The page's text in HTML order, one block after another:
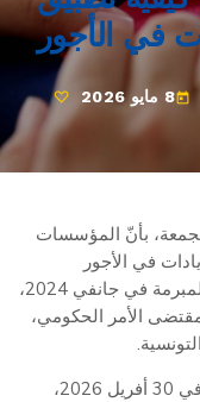
في الأجور
today8 مايو 2026
بأنّ المؤسسات
في الأجور
المنصوص عليها ضمن الإتفاقيات القطاعية المبرمة في جانفي 2024،
الأمر الحكومي،
وفي بلاغ صدر إثر نشر الأمر عدد 68 المؤرخ في 30 أفريل 2026،